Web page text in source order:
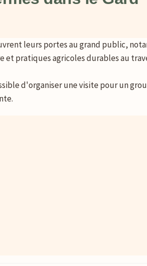
leurs portes au grand public,
et pratiques agricoles durables au
d'organiser une visite pour un